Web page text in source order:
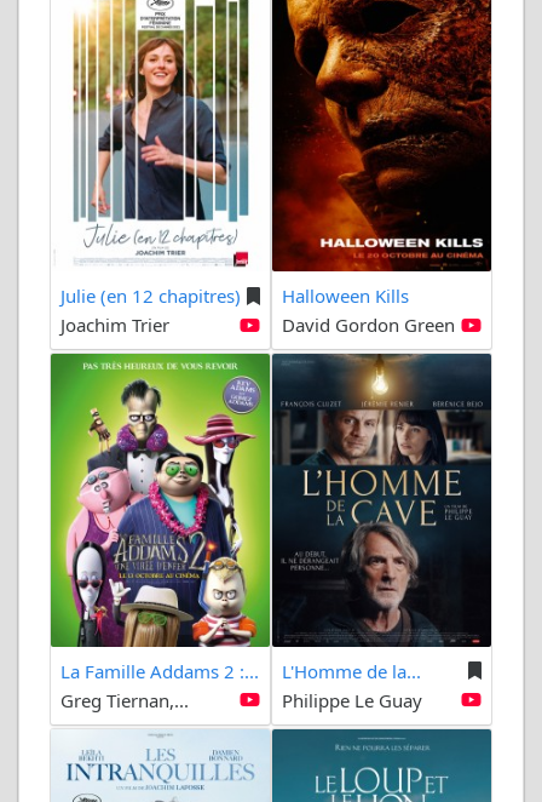
Julie (en 12 chapitres)
Joachim Trier
Halloween Kills
David Gordon Green
La Famille Addams 2 :...
Greg Tiernan,...
L'Homme de la...
Philippe Le Guay